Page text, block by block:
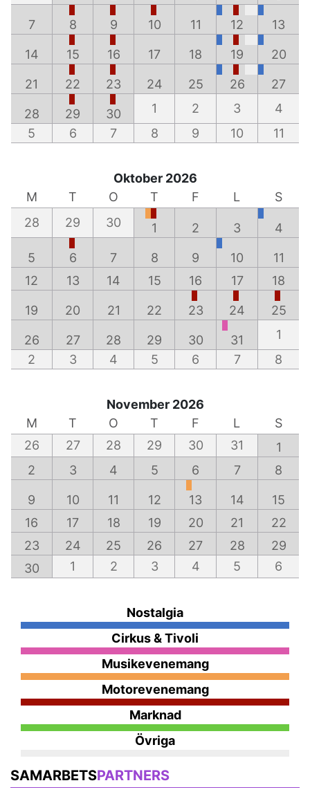
7 8 9 10 11 12 13
14 15 16 17 18 19 20
21 22 23 24 25 26 27
28 29 30 1 2 3
4
5
6 7 8 9 10 11
Oktober 2026
M
T O T F L
S
28
29 30 1 2 3 4
5 6 7 8 9 10
11
12
13 14 15 16 17 18
19 20 21 22 23 24 25
26 27 28 29 30 31
1
2
3 4 5 6 7 8
November 2026
M
T O T F L
S
26
27 28 29 30 31
1
2
3 4 5 6 7 8
9 10 11 12 13 14
15
16
17 18 19 20 21
22
23
24 25 26 27 28
29
30
1 2 3 4 5 6
Nostalgia
Cirkus & Tivoli
Musikevenemang
Motorevenemang
Marknad
Övriga
SAMARBETSPARTNERS